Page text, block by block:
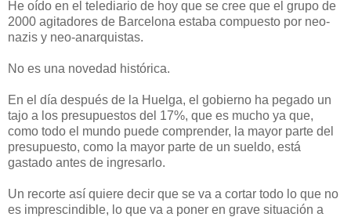
He oído en el telediario de hoy que se cree que el grupo de
2000 agitadores de Barcelona estaba compuesto por neo-
nazis y neo-anarquistas.
No es una novedad histórica.
En el día después de la Huelga, el gobierno ha pegado un
tajo a los presupuestos del 17%, que es mucho ya que,
como todo el mundo puede comprender, la mayor parte del
presupuesto, como la mayor parte de un sueldo, está
gastado antes de ingresarlo.
Un recorte así quiere decir que se va a cortar todo lo que no
es imprescindible, lo que va a poner en grave situación a